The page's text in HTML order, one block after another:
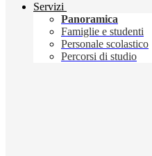
Servizi
Panoramica
Famiglie e studenti
Personale scolastico
Percorsi di studio